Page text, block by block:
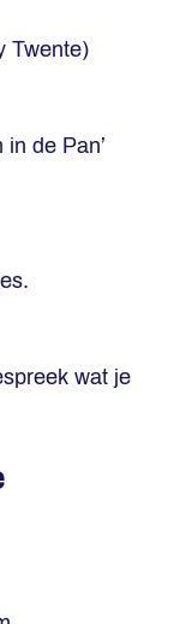
Twente)
de Pan’
wat je